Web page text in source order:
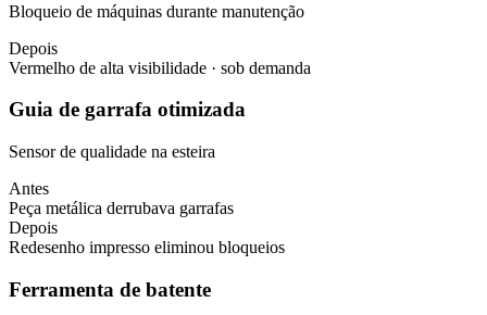
Bloqueio de máquinas durante manutenção
Depois
Vermelho de alta visibilidade · sob demanda
Guia de garrafa otimizada
Sensor de qualidade na esteira
Antes
Peça metálica derrubava garrafas
Depois
Redesenho impresso eliminou bloqueios
Ferramenta de batente